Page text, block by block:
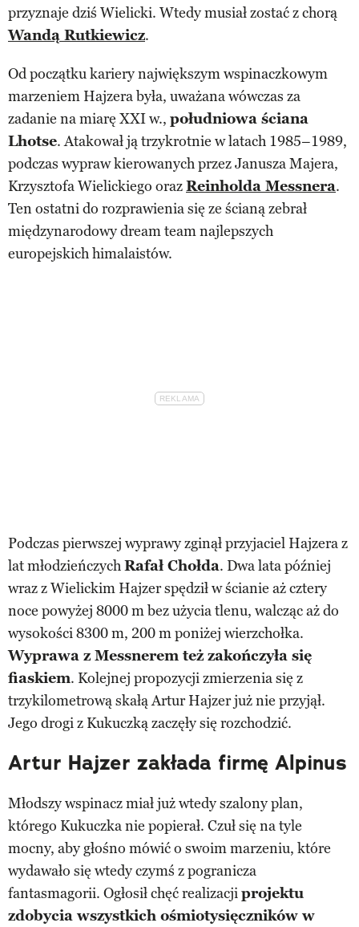
przyznaje dziś Wielicki. Wtedy musiał zostać z chorą
Wandą Rutkiewicz.
Od początku kariery największym wspinaczkowym
marzeniem Hajzera była, uważana wówczas za
zadanie na miarę XXI w., południowa ściana
Lhotse. Atakował ją trzykrotnie w latach 1985–1989,
podczas wypraw kierowanych przez Janusza Majera,
Krzysztofa Wielickiego orazReinholda Messnera.
Ten ostatni do rozprawienia się ze ścianą zebrał
międzynarodowy dream team najlepszych
europejskich himalaistów.
Podczas pierwszej wyprawy zginął przyjaciel Hajzera z
lat młodzieńczychRafał Chołda. Dwa lata później
wraz z Wielickim Hajzer spędził w ścianie aż cztery
noce powyżej 8000 m bez użycia tlenu, walcząc aż do
wysokości 8300 m, 200 m poniżej wierzchołka.
Wyprawa z Messnerem też zakończyła się
fiaskiem. Kolejnej propozycji zmierzenia się z
trzykilometrową skałą Artur Hajzer już nie przyjął.
Jego drogi z Kukuczką zaczęły się rozchodzić.
Artur Hajzer zakłada firmę Alpinus
Młodszy wspinacz miał już wtedy szalony plan,
którego Kukuczka nie popierał. Czuł się na tyle
mocny, aby głośno mówić o swoim marzeniu, które
wydawało się wtedy czymś z pogranicza
fantasmagorii. Ogłosił chęć realizacjiprojektu
zdobycia wszystkich ośmiotysięczników w